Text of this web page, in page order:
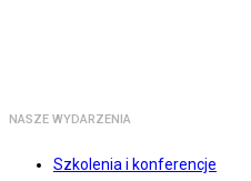
NASZE WYDARZENIA
Szkolenia i konferencje